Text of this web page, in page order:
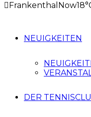
Frankenthal Now
NEUIGKEITEN
DER